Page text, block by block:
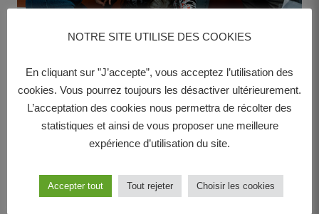
Bienvenue à la Cité de la
Jeunesse et des Métiers de
Bressuire
L’Agglo 2B souhaitait un lieu dédié aux 11-30 ans, un
NOTRE SITE UTILISE DES COOKIES
En cliquant sur ”J’accepte”, vous acceptez l’utilisation des
cookies. Vous pourrez toujours les désactiver ultérieurement.
L’acceptation des cookies nous permettra de récolter des
statistiques et ainsi de vous proposer une meilleure
expérience d’utilisation du site.
Accepter tout Tout rejeter Choisir les cookies